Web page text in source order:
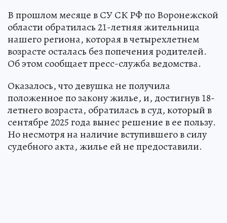
В прошлом месяце в СУ СК РФ по Воронежской
области обратилась 21-летняя жительница
нашего региона, которая в четырехлетнем
возрасте осталась без попечения родителей.
Об этом сообщает пресс-служба ведомства.
Оказалось, что девушка не получила
положенное по закону жилье, и, достигнув 18-
летнего возраста, обратилась в суд, который в
сентябре 2025 года вынес решение в ее пользу.
Но несмотря на наличие вступившего в силу
судебного акта, жилье ей не предоставили.